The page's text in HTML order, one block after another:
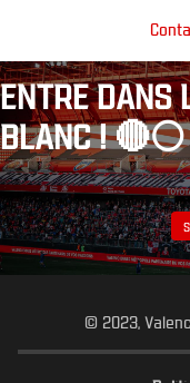
ENTRE DANS
BLANC ! 🔴⚪️
© 2023,